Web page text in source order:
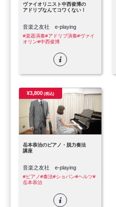
ヴァイオリニスト中西俊博の
アドリブなんてコワくない！
音楽之友社 e-playing
#楽器演奏#アドリブ演奏#ヴァイ
オリン#中西俊博
¥3,800(税込)
岳本恭治のピアノ・脱力奏法
講座
音楽之友社 e-playing
#ピアノ#奏法#ショパン#ヘルツ#
岳本恭治